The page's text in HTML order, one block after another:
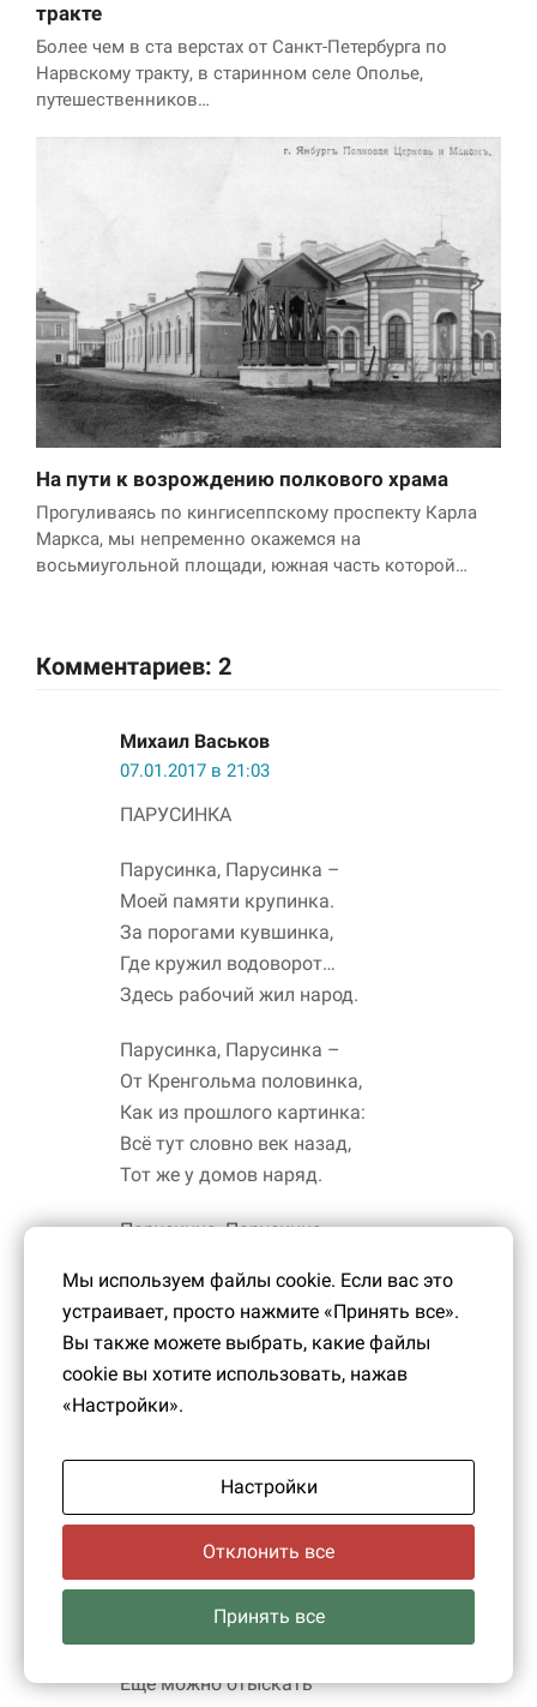
тракте
Более чем в ста верстах от Санкт-Петербурга по
Нарвскому тракту, в старинном селе Ополье,
путешественников…
На пути к возрождению полкового храма
Прогуливаясь по кингисеппскому проспекту Карла
Маркса, мы непременно окажемся на
восьмиугольной площади, южная часть которой…
Комментариев: 2
Михаил Васьков
07.01.2017 в 21:03
ПАРУСИНКА
Парусинка, Парусинка –
Моей памяти крупинка.
За порогами кувшинка,
Где кружил водоворот…
Здесь рабочий жил народ.
Парусинка, Парусинка –
От Кренгольма половинка,
Как из прошлого картинка:
Всё тут словно век назад,
Тот же у домов наряд.
Парусинка, Парусинка…
Ткали-пряли по ворсинке.
Знал весь мир её товар,
Как и русский самовар.
Парусинка, Парусинка…
Проросла ввысь к небесам,
Парусинка, Парусинка…
Граммофонную пластинку
У старушек, керосинку
Ещё можно отыскать
Мы используем файлы cookie. Если вас это
устраивает, просто нажмите «Принять все».
Вы также можете выбрать, какие файлы
cookie вы хотите использовать, нажав
«Настройки».
Настройки
Отклонить все
Принять все